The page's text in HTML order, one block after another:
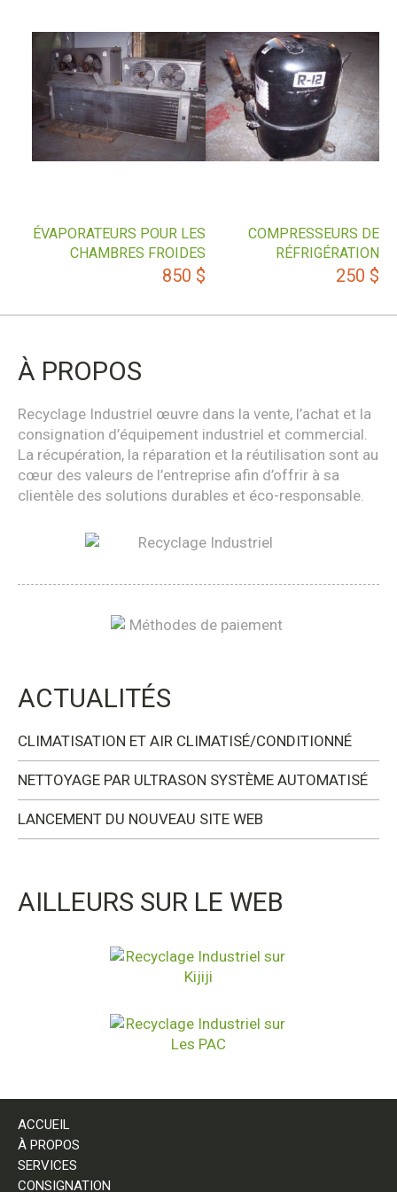
COMPRESSEURS DE
RÉFRIGÉRATION
250 $
ÉVAPORATEURS POUR LES
CHAMBRES FROIDES
850 $
À PROPOS
Recyclage Industriel œuvre dans la vente, l’achat et la
consignation d’équipement industriel et commercial.
La récupération, la réparation et la réutilisation sont au
cœur des valeurs de l’entreprise afin d’offrir à sa
clientèle des solutions durables et éco-responsable.
ACTUALITÉS
CLIMATISATION ET AIR CLIMATISÉ/CONDITIONNÉ
NETTOYAGE PAR ULTRASON SYSTÈME AUTOMATISÉ
LANCEMENT DU NOUVEAU SITE WEB
AILLEURS SUR LE WEB
ACCUEIL
À PROPOS
SERVICES
CONSIGNATION